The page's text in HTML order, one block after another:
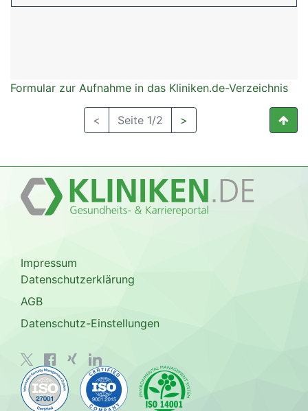
Formular zur Aufnahme in das Kliniken.de-Verzeichnis
< Seite 1/2 >
Impressum
Datenschutzerklärung
AGB
Datenschutz-Einstellungen